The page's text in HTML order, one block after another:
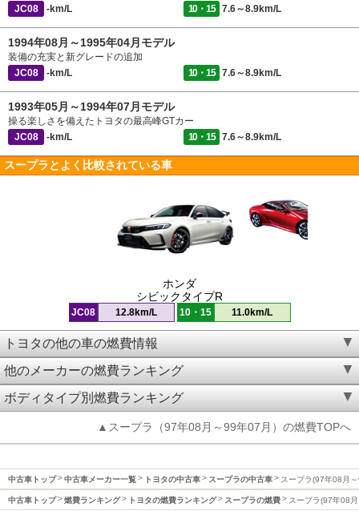
JC08
-km/L 10・15 7.6～8.9km/L
1994年08月～1995年04月モデル
装備の充実と新グレードの追加
JC08
-km/L 10・15 7.6～8.9km/L
1993年05月～1994年07月モデル
操る楽しさを備えたトヨタの最高峰GTカー
JC08
-km/L 10・15 7.6～8.9km/L
スープラとよく比較されている車
ホンダ
シビックタイプR
JC08 12.8km/L 10・15 11.0km/L
トヨタの他の車の燃費情報
他のメーカーの燃費ランキング
ボディタイプ別燃費ランキング
▲スープラ（97年08月～99年07月）の燃費TOPへ
中古車トップ 中古車メーカー一覧 トヨタの中古車 スープラの中古車 スープラ(97年08月
中古車トップ 燃費ランキング トヨタの燃費ランキング スープラの燃費 スープラ(97年08